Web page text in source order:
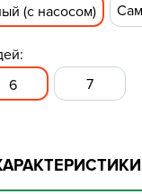
(с насосом)
6 7